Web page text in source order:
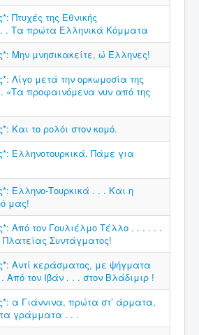
Πτυχές της Εθνικής
. Τα πρώτα Ελληνικά Κόμματα
Μην μνησικακείτε, ώ Έλληνες!
Λίγο μετά την ορκωμοσία της
«Τα προφαινόμενα νυν από της
Και το ρολόι στον κομό.
Ελληνοτουρκικά. Πάμε για
Ελληνο-Τουρκικά . . . Και η
μας!
Από τον Γουλιέλμο Τέλλο . . . . . .
Πλατείας Συντάγματος!
Αντί κεράσματος, με ψήγματα
Από τον Ιβάν . . . στον Βλάδιμιρ !
α Γιάννινα, πρώτα στ’ άρματα,
γράμματα . . .